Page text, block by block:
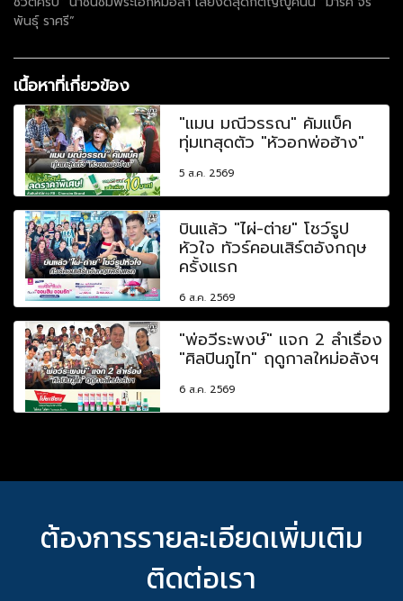
พันธุ์ ราศรี”
เนื้อหาที่เกี่ยวข้อง
"แมน มณีวรรณ" คัมแบ็ค
ทุ่มเทสุดตัว "หัวอกพ่อฮ้าง"
5 ส.ค. 2569
บินแล้ว "ไผ่-ต่าย" โชว์รูป
หัวใจ ทัวร์คอนเสิร์ตอังกฤษ
ครั้งแรก
6 ส.ค. 2569
"พ่อวีระพงษ์" แจก 2 ลำเรื่อง
"ศิลปินภูไท" ฤดูกาลใหม่อลังฯ
6 ส.ค. 2569
ต้องการรายละเอียดเพิ่มเติม
ติดต่อเรา